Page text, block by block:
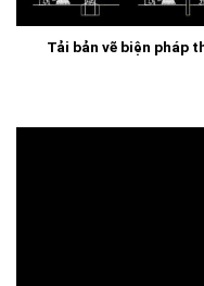
Tải bản vẽ biện pháp